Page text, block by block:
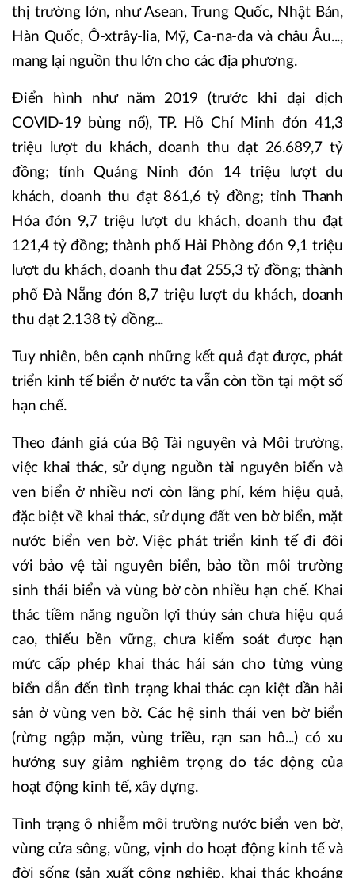
thị trường lớn, như Asean, Trung Quốc, Nhật Bản,
Hàn Quốc, Ô-xtrây-lia, Mỹ, Ca-na-đa và châu Âu...,
mang lại nguồn thu lớn cho các địa phương.
Điển hình như năm 2019 (trước khi đại dịch
COVID-19 bùng nổ), TP. Hồ Chí Minh đón 41,3
triệu lượt du khách, doanh thu đạt 26.689,7 tỷ
đồng; tỉnh Quảng Ninh đón 14 triệu lượt du
khách, doanh thu đạt 861,6 tỷ đồng; tỉnh Thanh
Hóa đón 9,7 triệu lượt du khách, doanh thu đạt
121,4 tỷ đồng; thành phố Hải Phòng đón 9,1 triệu
lượt du khách, doanh thu đạt 255,3 tỷ đồng; thành
phố Đà Nẵng đón 8,7 triệu lượt du khách, doanh
thu đạt 2.138 tỷ đồng...
Tuy nhiên, bên cạnh những kết quả đạt được, phát
triển kinh tế biển ở nước ta vẫn còn tồn tại một số
hạn chế.
Theo đánh giá của Bộ Tài nguyên và Môi trường,
việc khai thác, sử dụng nguồn tài nguyên biển và
ven biển ở nhiều nơi còn lãng phí, kém hiệu quả,
đặc biệt về khai thác, sử dụng đất ven bờ biển, mặt
nước biển ven bờ. Việc phát triển kinh tế đi đôi
với bảo vệ tài nguyên biển, bảo tồn môi trường
sinh thái biển và vùng bờ còn nhiều hạn chế. Khai
thác tiềm năng nguồn lợi thủy sản chưa hiệu quả
cao, thiếu bền vững, chưa kiểm soát được hạn
mức cấp phép khai thác hải sản cho từng vùng
biển dẫn đến tình trạng khai thác cạn kiệt dần hải
sản ở vùng ven bờ. Các hệ sinh thái ven bờ biển
(rừng ngập mặn, vùng triều, rạn san hô...) có xu
hướng suy giảm nghiêm trọng do tác động của
hoạt động kinh tế, xây dựng.
Tình trạng ô nhiễm môi trường nước biển ven bờ,
vùng cửa sông, vũng, vịnh do hoạt động kinh tế và
đời sống (sản xuất công nghiệp, khai thác khoáng